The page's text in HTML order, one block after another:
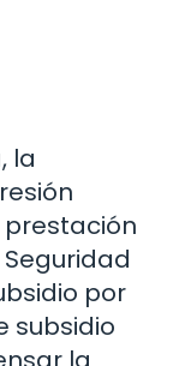
la
por
subsidio